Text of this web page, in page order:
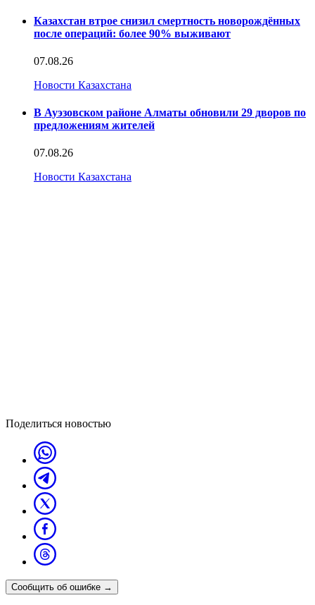
Казахстан втрое снизил смертность новорождённых
после операций: более 90% выживают
07.08.26
Новости Казахстана
В Ауэзовском районе Алматы обновили 29 дворов по
предложениям жителей
07.08.26
Новости Казахстана
Поделиться новостью
Сообщить об ошибке →